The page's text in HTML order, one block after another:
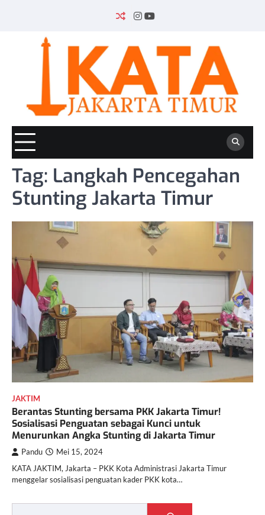
INSTAGRAM
YOUTUBE
Tag: Langkah Pencegahan
Stunting Jakarta Timur
JAKTIM
Berantas Stunting bersama PKK Jakarta Timur!
Sosialisasi Penguatan sebagai Kunci untuk
Menurunkan Angka Stunting di Jakarta Timur
Pandu Mei 15, 2024
KATA JAKTIM, Jakarta – PKK Kota Administrasi Jakarta Timur
menggelar sosialisasi penguatan kader PKK kota…